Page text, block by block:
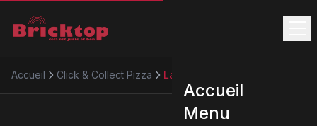
Accueil
Menu
Accueil Click & Collect Pizza Latin quarter